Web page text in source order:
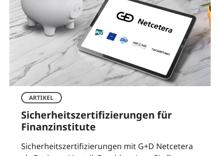
ARTIKEL
Sicherheitszertifizierungen für
Finanzinstitute
Sicherheitszertifizierungen mit G+D Netcetera